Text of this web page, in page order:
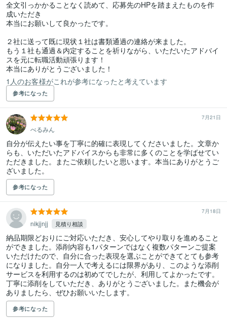
全文引っかかることなく読めて、応募先のHPを踏まえたものを作
成いただき
本当にお願いして良かったです。
２社に送って既に現状１社は書類通過の連絡が来ました。
もう１社も通過＆内定することを祈りながら、いただいたアドバイ
スを元に転職活動頑張ります！
本当にありがとうございました！
1人のお客様がこれが参考になったと考えています
参考になった
7月21日
べるみん
自分が伝えたい事を丁寧に的確に表現してくださいました。文章か
らも、いただいたアドバイスからも非常に多くのことを学ばせてい
ただきました。またご依頼したいと思います。本当にありがとうご
ざいました。
参考になった
7月18日
nikjjnjj 見積り相談
納品期限どおりにご対応いただき、安心してやり取りを進めること
ができました。添削内容も1パターンではなく複数パターンご提案
いただけたので、自分に合った表現を選ぶことができてとても参考
になりました。自分一人で考えるには限界があり、このような添削
サービスを利用するのは初めてでしたが、利用してよかったです。
丁寧に添削をしていただき、ありがとうございました。また機会が
ありましたら、ぜひお願いいたします。
参考になった